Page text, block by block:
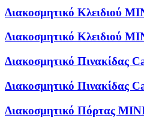
Διακοσμητικό Κλειδιού
Διακοσμητικό Κλειδιού
Διακοσμητικό Πινακίδας
Διακοσμητικό Πινακίδας
Διακοσμητικό Πόρτας